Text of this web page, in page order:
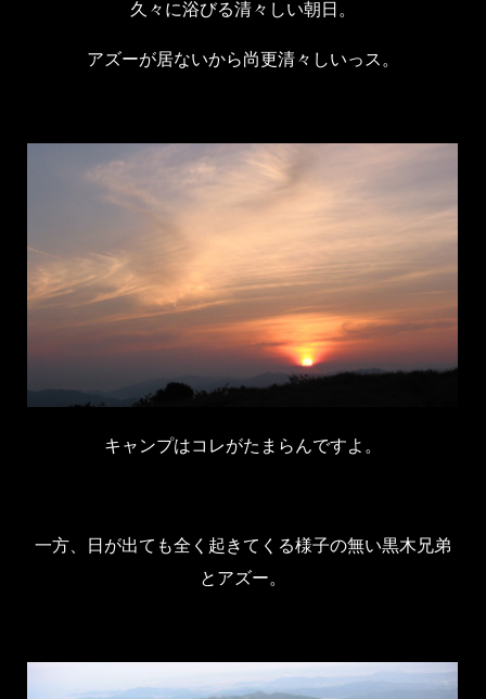
久々に浴びる清々しい朝日。
アズーが居ないから尚更清々しいっス。
キャンプはコレがたまらんですよ。
一方、日が出ても全く起きてくる様子の無い黒木兄弟
とアズー。